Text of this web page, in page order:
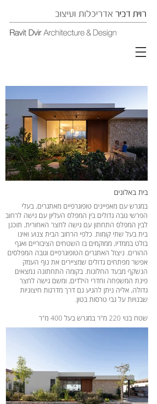
בית באלונים
במגרש עם מאפיינים טופוגרפיים מאתגרים, בעלי
הפרשי גובה גדולים בין המפלס העליון עם גישה לרחוב
לבין המפלס התחתון עם גישה לחצר האחורית, תוכנן
בית בעל שתי קומות. כלפי הרחוב הבית צנוע ואינו
בולט בממדיו, ממוקמים בו השטחים הציבוריים ואגף
ההורים. ניצול האתגרים הטופוגרפיים וגובה המפלסים
אפשר מפתחים גדולים שמציירים את נוף העמק
הנשקף מבעד החלונות. בקומה התחתונה נמצאים
פינת המשפחה וחדרי הילדים, ומשם גישה לחצר
גדולה, אליה ניתן להגיע גם דרך מדרגות חיצוניות
שבנויות על גבי טרסות בטון.
שטח בנוי 220 מ"ר במגרש בעל 400 מ"ר